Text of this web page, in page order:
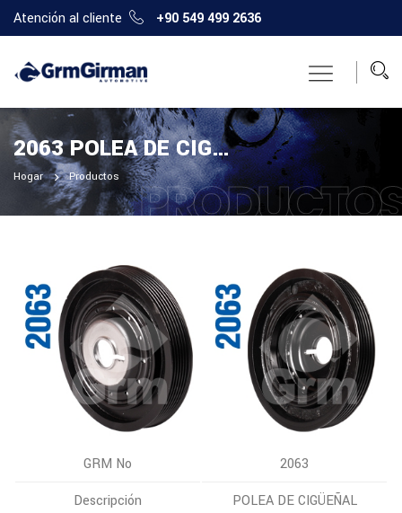
Atención al cliente +90 549 499 2636
2063 POLEA DE CIGÜEÑAL
Hogar Productos
GRM No
2063
Descripción
POLEA DE CIGÜEÑAL